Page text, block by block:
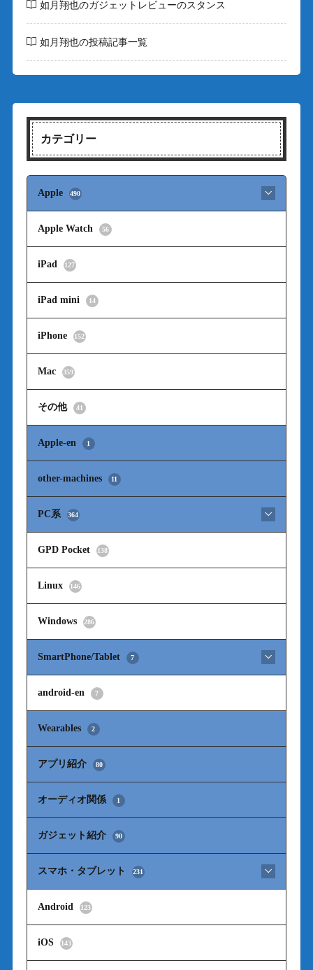
如月翔也のガジェットレビューのスタンス
如月翔也の投稿記事一覧
カテゴリー
Apple 490
Apple Watch 56
iPad 127
iPad mini 14
iPhone 152
Mac 359
その他 41
Apple-en 1
other-machines 11
PC系 364
GPD Pocket 138
Linux 146
Windows 286
SmartPhone/Tablet 7
android-en 7
Wearables 2
アプリ紹介 80
オーディオ関係 1
ガジェット紹介 90
スマホ・タブレット 231
Android 123
iOS 143